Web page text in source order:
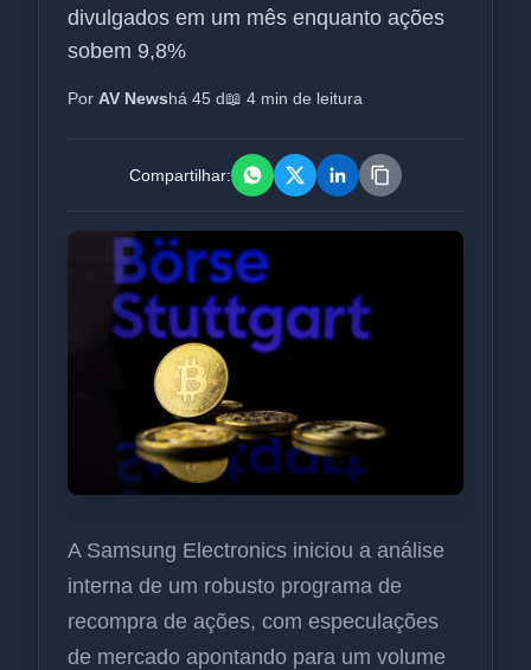
divulgados em um mês enquanto ações
sobem 9,8%
Por AV Newshá 45 d📖 4 min de leitura
Compartilhar:
A Samsung Electronics iniciou a análise
interna de um robusto programa de
recompra de ações, com especulações
de mercado apontando para um volume